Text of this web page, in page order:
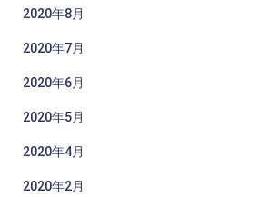
2020年8月
2020年7月
2020年6月
2020年5月
2020年4月
2020年2月